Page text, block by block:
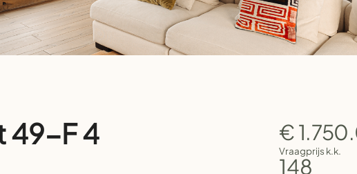
49-F 4 €
Vraagprijs k.k.
148